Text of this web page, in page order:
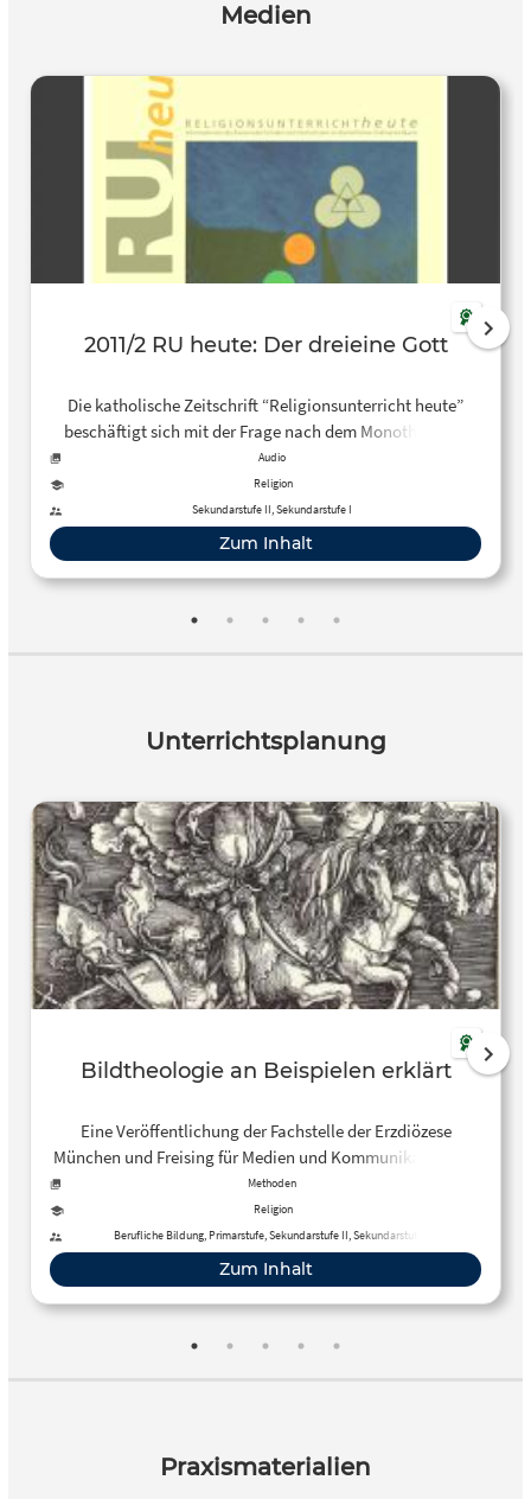
Medien
2011/2 RU heute: Der dreieine Gott
Die katholische Zeitschrift “Religionsunterricht heute”
beschäftigt sich mit der Frage nach dem Monotheismus
und der Trinität. Schwerpunkte: Gott, der Einzige. Zur
Entstehung des Monotheismus in Israel Der Glaube an den
dreieinen Gott als spezifisch christlicher Monotheismus,
Dreifaltigkeit – ein Lehrinhalt als Leerinhalt? Didaktische
Überlegungen zu einem schwierigen Thema Trinität in der
Popmusik. Unterrichtseinstieg für die Sek. I
Audio
Religion
Sekundarstufe II, Sekundarstufe I
Zum Inhalt
Unterrichtsplanung
Bildtheologie an Beispielen erklärt
Eine Veröffentlichung der Fachstelle der Erzdiözese
München und Freising für Medien und Kommunikation mit
Gedanken zu folgenden (frei lizenzierten) Bildern: Jan von
Eyck: Verkündigung Rothschild Canticles: Trinität Lucas
Cranach der Ältere: Jesus segnet die Kinder Adam
Elsheimer: Flucht nach Ägypten Beatus von Liébana:
Weltkarte Francisco de Zurbaran: Schweißtuch der
Veronica William de Brailes: Bilder zur Bibel Albrecht
Dürer: Die apokalyptischen Reiter Anonymus: Einhorn in
Methoden
Religion
Berufliche Bildung, Primarstufe, Sekundarstufe II, Sekundarstufe I
Zum Inhalt
Praxismaterialien